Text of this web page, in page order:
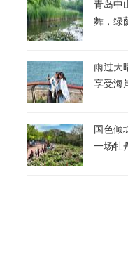
青岛中
舞，绿
雨过天
享受海
国色倾
一场牡